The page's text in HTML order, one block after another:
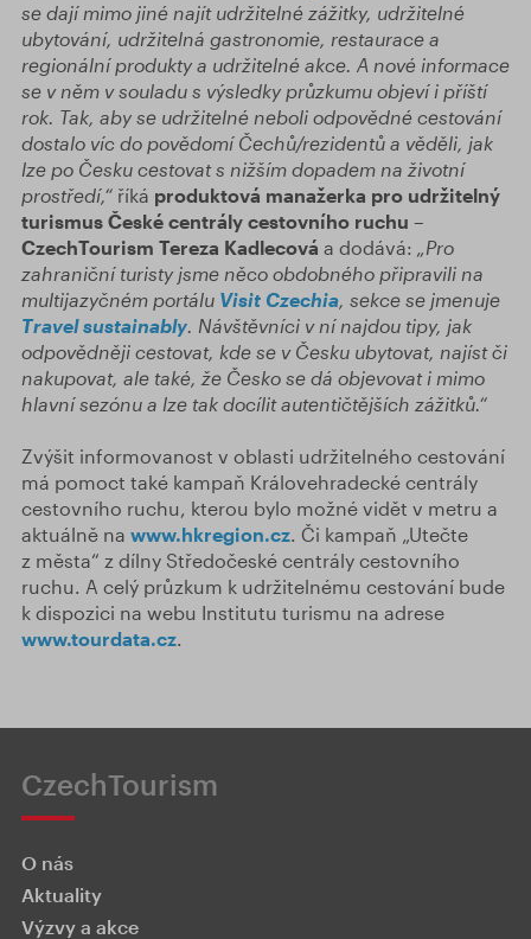
se dají mimo jiné najít udržitelné zážitky, udržitelné
ubytování, udržitelná gastronomie, restaurace a
regionální produkty a udržitelné akce. A nové informace
se v něm v souladu s výsledky průzkumu objeví i příští
rok. Tak, aby se udržitelné neboli odpovědné cestování
dostalo víc do povědomí Čechů/rezidentů a věděli, jak
lze po Česku cestovat s nižším dopadem na životní
prostředí,“ říká produktová manažerka pro udržitelný
turismus České centrály cestovního ruchu –
CzechTourism Tereza Kadlecová a dodává: „Pro
zahraniční turisty jsme něco obdobného připravili na
multijazyčném portálu Visit Czechia, sekce se jmenuje
Travel sustainably. Návštěvníci v ní najdou tipy, jak
odpovědněji cestovat, kde se v Česku ubytovat, najíst či
nakupovat, ale také, že Česko se dá objevovat i mimo
hlavní sezónu a lze tak docílit autentičtějších zážitků.“
Zvýšit informovanost v oblasti udržitelného cestování
má pomoct také kampaň Královehradecké centrály
cestovního ruchu, kterou bylo možné vidět v metru a
aktuálně na www.hkregion.cz. Či kampaň „Utečte
z města“ z dílny Středočeské centrály cestovního
ruchu. A celý průzkum k udržitelnému cestování bude
k dispozici na webu Institutu turismu na adrese
www.tourdata.cz.
CzechTourism
O nás
Aktuality
Výzvy a akce